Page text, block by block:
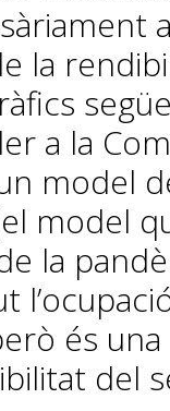
la
a la
model
model
la
és
del